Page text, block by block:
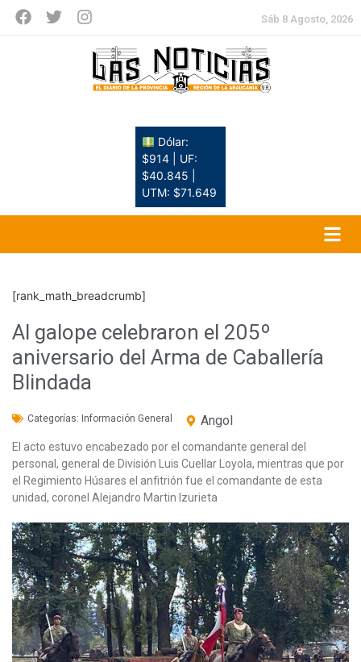
Sáb 8 Agosto, 2026
Dólar:
$914 | UF:
$40.845 |
UTM: $71.649
[rank_math_breadcrumb]
Al galope celebraron el 205º
aniversario del Arma de Caballería
Blindada
Categorías: Información General Angol
El acto estuvo encabezado por el comandante general del
personal, general de División Luis Cuellar Loyola, mientras que por
el Regimiento Húsares el anfitrión fue el comandante de esta
unidad, coronel Alejandro Martin Izurieta